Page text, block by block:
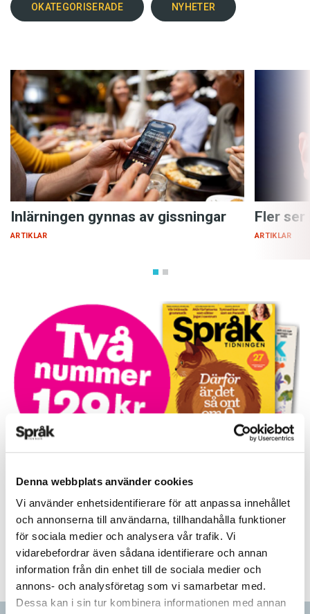
Denna webbplats använder cookies
Vi använder enhetsidentifierare för att anpassa innehållet
och annonserna till användarna, tillhandahålla funktioner
för sociala medier och analysera vår trafik. Vi
vidarebefordrar även sådana identifierare och annan
information från din enhet till de sociala medier och
annons- och analysföretag som vi samarbetar med.
Dessa kan i sin tur kombinera informationen med annan
OKATEGORISERADE NYHETER
Inlärningen gynnas av gissningar
ARTIKLAR
Fler
ARTIKLAR
Prova på!
Tidningen i brevlådan plus tillgång till webben och digital
läsning med vår app
TVÅ NUMMER FÖR 129 KR!